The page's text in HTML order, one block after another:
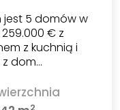
5 domów w
€ z
z kuchnią i
z dom…
2